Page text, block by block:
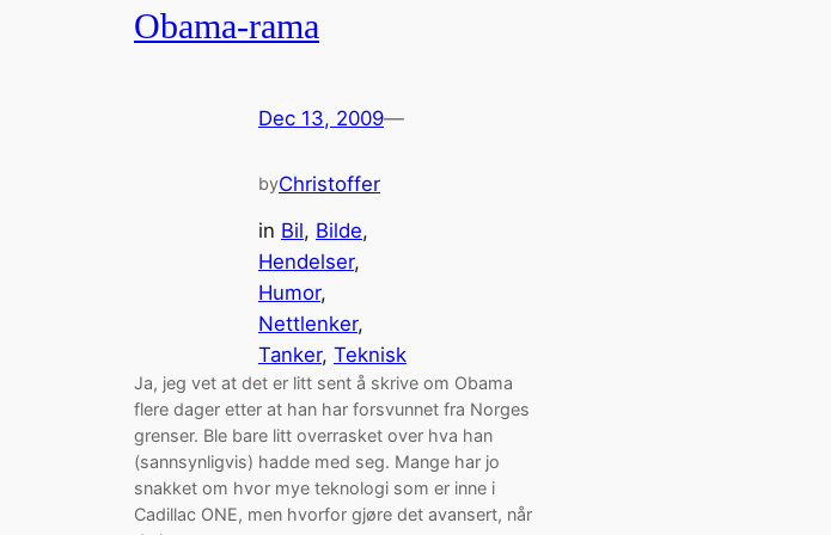
Obama-rama
Dec 13, 2009—
byChristoffer
in Bil, Bilde
Hendelser
Humor
Nettlenker
Tanker, Teknisk
Ja, jeg vet at det er litt sent å skrive om Obama
flere dager etter at han har forsvunnet fra Norges
grenser. Ble bare litt overrasket over hva han
(sannsynligvis) hadde med seg. Mange har jo
snakket om hvor mye teknologi som er inne i
Cadillac ONE, men hvorfor gjøre det avansert, når